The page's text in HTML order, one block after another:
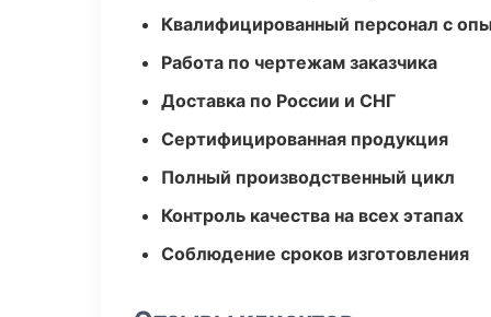
Квалифицированный персонал с
Работа по чертежам заказчика
Доставка по России и СНГ
Сертифицированная продукция
Полный производственный цикл
Контроль качества на всех этапах
Соблюдение сроков изготовления